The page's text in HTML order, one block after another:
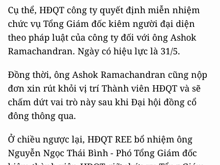
Cụ thể, HĐQT công ty quyết định miễn nhiệm
chức vụ Tổng Giám đốc kiêm người đại diện
theo pháp luật của công ty đối với ông Ashok
Ramachandran. Ngày có hiệu lực là 31/5.
Đồng thời, ông Ashok Ramachandran cũng nộp
đơn xin rút khỏi vị trí Thành viên HĐQT và sẽ
chấm dứt vai trò này sau khi Đại hội đồng cổ
đông thông qua.
Ở chiều ngược lại, HĐQT REE bổ nhiệm ông
Nguyễn Ngọc Thái Bình - Phó Tổng Giám đốc